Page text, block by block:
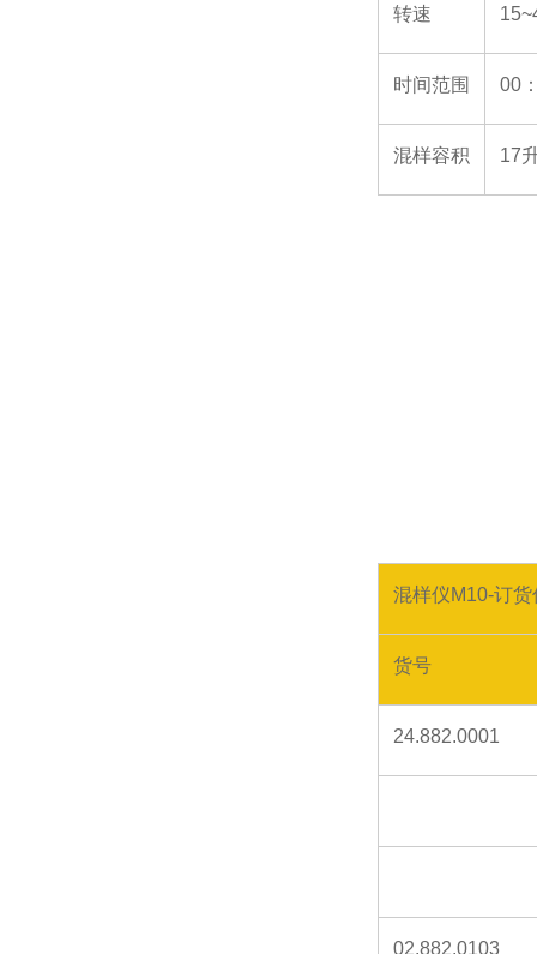
转速
时间范围 00
混样容积 17
混样仪M10-订货
货号
24.882.0001
02.882.0103